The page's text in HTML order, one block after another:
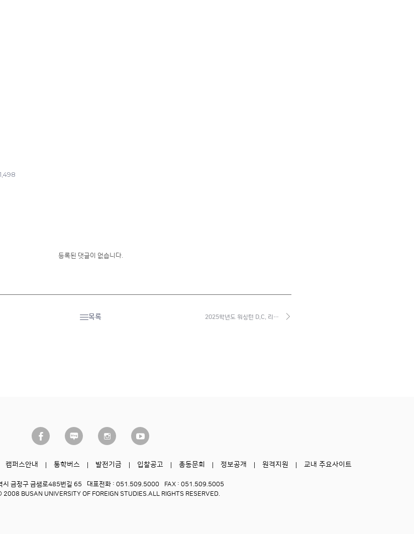
1,498
등록된 댓글이 없습니다.
목록 2025학년도 워싱턴 D.C. 리…
캠퍼스안내 통학버스 발전기금 입찰공고 총동문회 정보공개 원격지원 교내 주요사이트
금정구 금샘로485번길 65 대표전화 : 051.509.5000
FAX : 051.509.5005
2008 BUSAN UNIVERSITY OF FOREIGN STUDIES.ALL RIGHTS RESERVED.